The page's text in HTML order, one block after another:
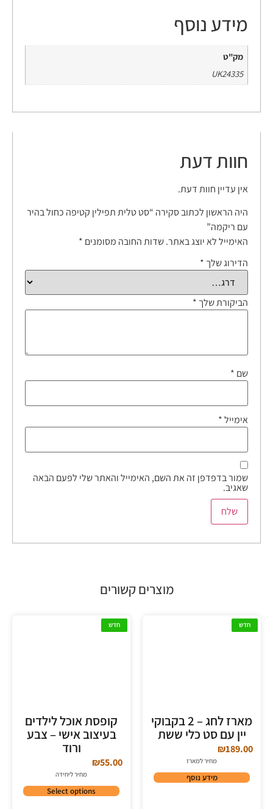
מידע נוסף
מק"ט
UK24335
חוות דעת
אין עדיין חוות דעת.
היה הראשון לכתוב סקירה “סט טלית תפילין קטיפה כחול בהיר
עם ריקמה”
האימייל לא יוצג באתר.שדות החובה מסומנים *
הדירוג שלך *
הביקורת שלך *
שם *
אימייל*
שמור בדפדפן זה את השם, האימייל והאתר שלי לפעם הבאה
שאגיב.
מוצרים קשורים
חדש
מארז לחג – 2 בקבוקי
יין עם סט כלי ששת
₪189.00
מחיר למארז
מידע נוסף
חדש
קופסת אוכל לילדים
בעיצוב אישי – צבע
ורוד
₪55.00
מחיר ליחידה
Select options